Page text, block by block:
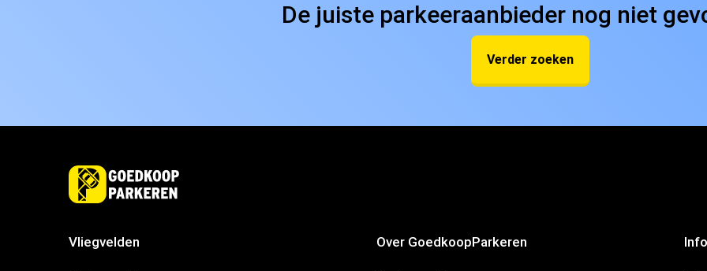
De juiste parkeeraanbieder nog niet
Verder zoeken
Vliegvelden Over GoedkoopParkeren